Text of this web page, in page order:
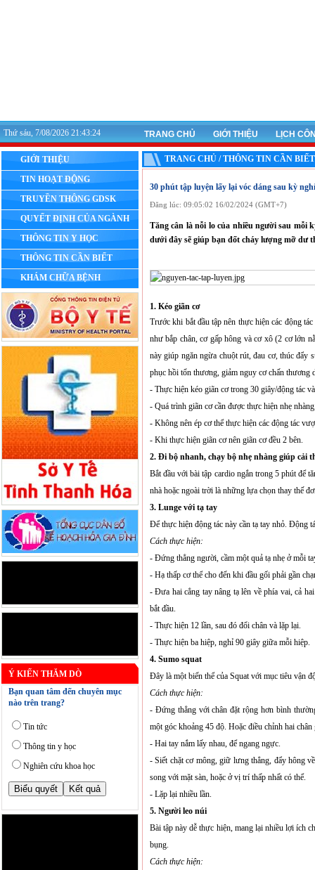
Thứ sáu, 7/08/2026 21:43:25 TRANG CHỦ GIỚI THIỆU LỊCH
GIỚI THIỆU
TIN HOẠT ĐỘNG
TRUYỀN THÔNG GDSK
QUYẾT ĐỊNH CỦA NGÀNH
THÔNG TIN Y HỌC
THÔNG TIN CẦN BIẾT
KHÁM CHỮA BỆNH
Ý KIẾN THĂM DÒ
Bạn quan tâm đến chuyên mục
nào trên trang?
Tin tức
Thông tin y học
Nghiên cứu khoa học
TRANG CHỦ / THÔNG TIN CẦN BIẾT
30 phút tập luyện lấy lại vóc dáng sau kỳ
Đăng lúc: 09:05:02 16/02/2024 (GMT+7)
Tăng cân là nỗi lo của nhiều người sau mỗi
dưới đây sẽ giúp bạn đốt cháy lượng mỡ
1. Kéo giãn cơ
Trước khi bắt đầu tập nên thực hiện các động tác
như bắp chân, cơ gấp hông và cơ xô (2 cơ lớn
này giúp ngăn ngừa chuột rút, đau cơ, thúc đẩy
phục hồi tổn thương, giảm nguy cơ chấn thương
- Thực hiện kéo giãn cơ trong 30 giây/động tác
- Quá trình giãn cơ cần được thực hiện nhẹ
- Không nên ép cơ thể thực hiện các động tác
- Khi thực hiện giãn cơ nên giãn cơ đều 2 bên.
2. Đi bộ nhanh, chạy bộ nhẹ nhàng giúp cải
Bắt đầu với bài tập cardio ngắn trong 5 phút để
nhà hoặc ngoài trời là những lựa chọn thay thế
3. Lunge với tạ tay
Để thực hiện động tác này cần tạ tay nhỏ. Động
Cách thực hiện:
- Đứng thẳng người, cầm một quả tạ nhẹ ở mỗi
- Hạ thấp cơ thể cho đến khi đầu gối phải gần
- Đưa hai cẳng tay nâng tạ lên về phía vai, cả
bắt đầu.
- Thực hiện 12 lần, sau đó đổi chân và lặp lại.
- Thực hiện ba hiệp, nghỉ 90 giây giữa mỗi hiệp.
4. Sumo squat
Đây là một biến thể của Squat với mục tiêu vận
Cách thực hiện:
- Đứng thẳng với chân đặt rộng hơn bình
một góc khoảng 45 độ. Hoặc điều chỉnh hai
- Hai tay nắm lấy nhau, để ngang ngực.
- Siết chặt cơ mông, giữ lưng thẳng, đẩy hông
song với mặt sàn, hoặc ở vị trí thấp nhất có thể.
- Lặp lại nhiều lần.
5. Người leo núi
Bài tập này dễ thực hiện, mang lại nhiều lợi ích
bụng.
Cách thực hiện: